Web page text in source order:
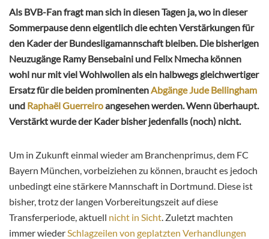
Als BVB-Fan fragt man sich in diesen Tagen ja, wo in dieser
Sommerpause denn eigentlich die echten Verstärkungen für
den Kader der Bundesligamannschaft bleiben. Die bisherigen
Neuzugänge Ramy Bensebaini und Felix Nmecha können
wohl nur mit viel Wohlwollen als ein halbwegs gleichwertiger
Ersatz für die beiden prominenten Abgänge Jude Bellingham
und Raphaël Guerreiroangesehen werden. Wenn überhaupt.
Verstärkt wurde der Kader bisher jedenfalls (noch) nicht.
Um in Zukunft einmal wieder am Branchenprimus, dem FC
Bayern München, vorbeiziehen zu können, braucht es jedoch
unbedingt eine stärkere Mannschaft in Dortmund. Diese ist
bisher, trotz der langen Vorbereitungszeit auf diese
Transferperiode, aktuell nicht in Sicht . Zuletzt machten
immer wieder Schlagzeilen von geplatzten Verhandlungen